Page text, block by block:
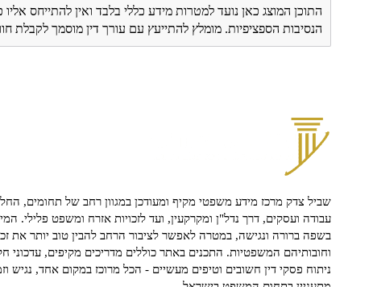
התוכן המוצג כאן נועד למטרות מידע כללי בלבד ואין להתייחס
הנסיבות הספציפיות. מומלץ להתייעץ עם עורך דין מוסמך
שביל צדק מרכז מידע משפטי מקיף ומעודכן במגוון רחב של תחומים, החל
עבודה ועסקים, דרך נדל"ן ומקרקעין, ועד לזכויות אזרח ומשפט פלילי.
בשפה ברורה ונגישה, במטרה לאפשר לציבור הרחב להבין טוב יותר את
וחובותיהם המשפטיות. התכנים באתר כוללים מדריכים מקיפים, עדכוני
ניתוח פסקי דין חשובים וטיפים מעשיים - הכל מרוכז במקום אחד, נגיש